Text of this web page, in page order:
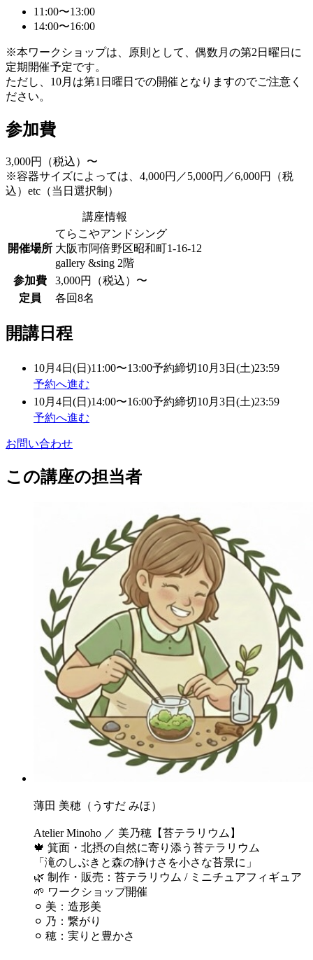
11:00〜13:00
14:00〜16:00
※本ワークショップは、原則として、偶数月の第2日曜日に
定期開催予定です。
ただし、10月は第1日曜日での開催となりますのでご注意く
ださい。
参加費
3,000円（税込）〜
※容器サイズによっては、4,000円／5,000円／6,000円（税
込）etc（当日選択制）
講座情報
開催場所
てらこやアンドシング
大阪市阿倍野区昭和町1-16-12
gallery &sing 2階
参加費
3,000円（税込）〜
定員
各回8名
開講日程
10月4日(日)11:00〜13:00予約締切10月3日(土)23:59
予約へ進む
10月4日(日)14:00〜16:00予約締切10月3日(土)23:59
予約へ進む
お問い合わせ
この講座の担当者
薄田 美穂（うすだ みほ）
Atelier Minoho ／ 美乃穂【苔テラリウム】
🍁 箕面・北摂の自然に寄り添う苔テラリウム
「滝のしぶきと森の静けさを小さな苔景に」
🌿 制作・販売：苔テラリウム / ミニチュアフィギュア
🌱 ワークショップ開催
⚪︎ 美：造形美
⚪︎ 乃：繋がり
⚪︎ 穂：実りと豊かさ